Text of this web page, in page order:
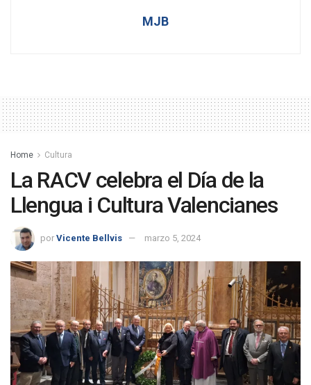
MJB
Home Cultura
La RACV celebra el Día de la
Llengua i Cultura Valencianes
por Vicente Bellvis marzo 5, 2024